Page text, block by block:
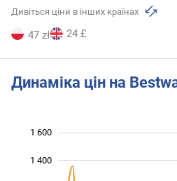
Дивіться ціни в інших країнах
47 zł 24 £
Динаміка цін на
1 400
1 600